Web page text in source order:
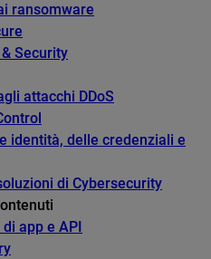
ransomware
& Security
attacchi DDoS
identità, delle credenziali e
di Cybersecurity
app e API